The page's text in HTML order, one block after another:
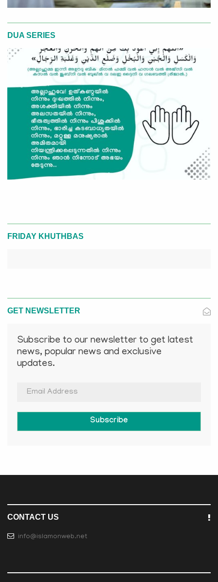
DUA SERIES
FRIDAY KHUTHBAS
GET NEWSLETTER
Subscribe to our newsletter to get latest
news, popular news and exclusive
updates.
Subscribe
CONTACT US
info@islamonweb.net